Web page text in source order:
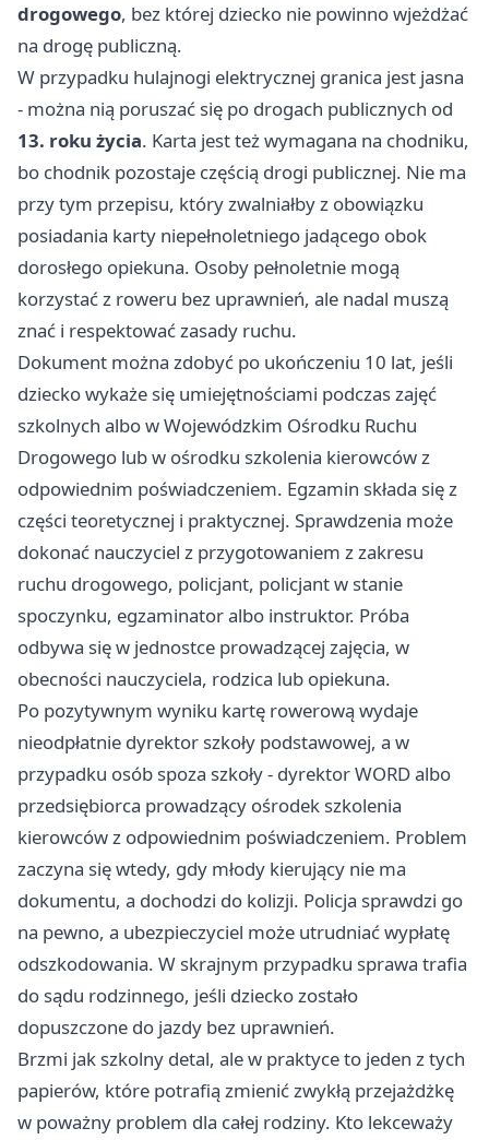
drogowego, bez której dziecko nie powinno wjeżdżać
na drogę publiczną.
W przypadku hulajnogi elektrycznej granica jest jasna
- można nią poruszać się po drogach publicznych od
13. roku życia. Karta jest też wymagana na chodniku,
bo chodnik pozostaje częścią drogi publicznej. Nie ma
przy tym przepisu, który zwalniałby z obowiązku
posiadania karty niepełnoletniego jadącego obok
dorosłego opiekuna. Osoby pełnoletnie mogą
korzystać z roweru bez uprawnień, ale nadal muszą
znać i respektować zasady ruchu.
Dokument można zdobyć po ukończeniu 10 lat, jeśli
dziecko wykaże się umiejętnościami podczas zajęć
szkolnych albo w Wojewódzkim Ośrodku Ruchu
Drogowego lub w ośrodku szkolenia kierowców z
odpowiednim poświadczeniem. Egzamin składa się z
części teoretycznej i praktycznej. Sprawdzenia może
dokonać nauczyciel z przygotowaniem z zakresu
ruchu drogowego, policjant, policjant w stanie
spoczynku, egzaminator albo instruktor. Próba
odbywa się w jednostce prowadzącej zajęcia, w
obecności nauczyciela, rodzica lub opiekuna.
Po pozytywnym wyniku kartę rowerową wydaje
nieodpłatnie dyrektor szkoły podstawowej, a w
przypadku osób spoza szkoły - dyrektor WORD albo
przedsiębiorca prowadzący ośrodek szkolenia
kierowców z odpowiednim poświadczeniem. Problem
zaczyna się wtedy, gdy młody kierujący nie ma
dokumentu, a dochodzi do kolizji. Policja sprawdzi go
na pewno, a ubezpieczyciel może utrudniać wypłatę
odszkodowania. W skrajnym przypadku sprawa trafia
do sądu rodzinnego, jeśli dziecko zostało
dopuszczone do jazdy bez uprawnień.
Brzmi jak szkolny detal, ale w praktyce to jeden z tych
papierów, które potrafią zmienić zwykłą przejażdżkę
w poważny problem dla całej rodziny. Kto lekceważy